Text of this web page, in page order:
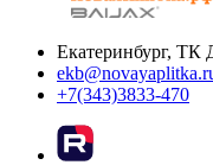
Екатеринбург, ТК
+7(343)3833-470